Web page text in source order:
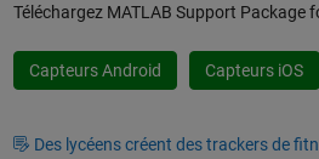
Téléchargez MATLAB Support Package
Capteurs Android Capteurs iOS
Des lycéens créent des trackers de